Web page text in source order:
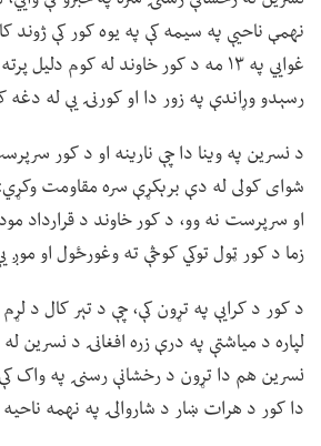
نهمې ناحیې په سیمه کې په یوه کور کې ژوند
غوايي په ۱۳ مه د کور خاوند له کوم
رسېدو وړاندې په زور دا او کورنۍ یې له
د نسرین په وینا دا چې نارینه او د کور
شوای کولی له دې برېکړې سره مقاومت
او سرپرست نه وو، د کور خاوند د قرارداد
زما د کور ټول توکي کوڅې ته وغورځول او موږ
د کور د کرایې په تړون کې، چې د تېر کال د
لپاره د میاشتې په درې زره افغانۍ د نسرین
نسرین هم دا تړون د رخشانې رسنۍ په واک
دا کور د هرات ښار د شاروالۍ په نهمه